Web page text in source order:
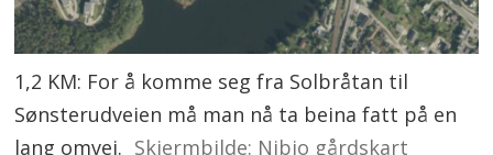
1,2 KM: For å komme seg fra Solbråtan til
Sønsterudveien må man nå ta beina fatt på en
lang omvei. Skjermbilde: Nibio gårdskart